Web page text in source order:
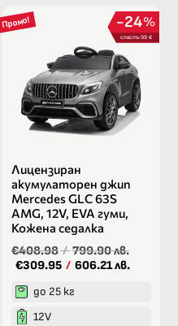
Промо! %
24
спести 99 €
Лицензиран
акумулаторен джип
Mercedes GLC 63S
AMG, 12V, ЕVA гуми,
Кожена седалка
€408.98/799.90 лв.
€309.95 / 606.21 лв.
до 25 кг
12V